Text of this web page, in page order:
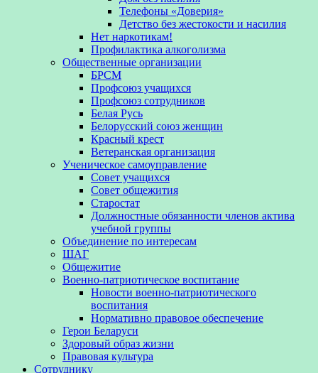
Телефоны «Доверия»
Детство без жестокости и насилия
Нет наркотикам!
Профилактика алкоголизма
Общественные организации
БРСМ
Профсоюз учащихся
Профсоюз сотрудников
Белая Русь
Белорусский союз женщин
Красный крест
Ветеранская организация
Ученическое самоуправление
Совет учащихся
Совет общежития
Старостат
Должностные обязанности членов актива
учебной группы
Объединение по интересам
ШАГ
Общежитие
Военно-патриотическое воспитание
Новости военно-патриотического
воспитания
Нормативно правовое обеспечение
Герои Беларуси
Здоровый образ жизни
Правовая культура
Сотруднику